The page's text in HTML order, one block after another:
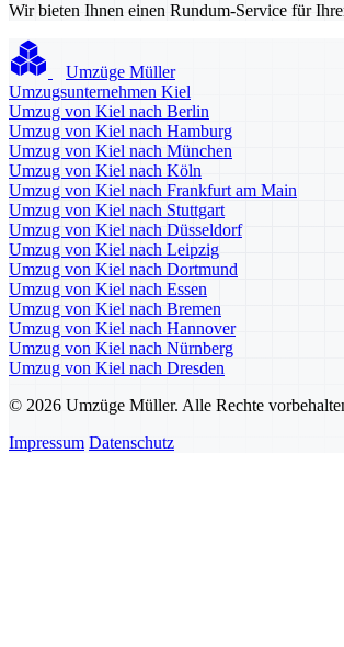
Wir bieten Ihnen einen Rundum-Service für
Umzüge Müller
Umzugsunternehmen Kiel
Umzug von Kiel nach Berlin
Umzug von Kiel nach Hamburg
Umzug von Kiel nach München
Umzug von Kiel nach Köln
Umzug von Kiel nach Frankfurt am Main
Umzug von Kiel nach Stuttgart
Umzug von Kiel nach Düsseldorf
Umzug von Kiel nach Leipzig
Umzug von Kiel nach Dortmund
Umzug von Kiel nach Essen
Umzug von Kiel nach Bremen
Umzug von Kiel nach Hannover
Umzug von Kiel nach Nürnberg
Umzug von Kiel nach Dresden
© 2026 Umzüge Müller. Alle Rechte
Impressum Datenschutz